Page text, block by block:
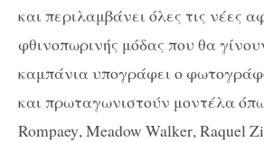
και περιλαμβάνει όλες τις νέες
φθινοπωρινής μόδας που θα
καμπάνια υπογράφει ο
και πρωταγωνιστούν μοντέλα
Rompaey, Meadow Walker, Raquel